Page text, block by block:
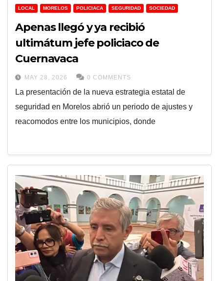
LOCAL MORELOS POLICIACA SEGURIDAD SOCIEDAD
Apenas llegó y ya recibió
ultimátum jefe policiaco de
Cuernavaca
MAY 28, 2026 0 COMMENTS
La presentación de la nueva estrategia estatal de
seguridad en Morelos abrió un periodo de ajustes y
reacomodos entre los municipios, donde